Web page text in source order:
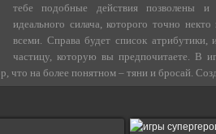
тебе подобные действия позволены
идеального силача, которого точно
всеми. Справа будет список атрибутики,
частицу, которую вы предпочитаете. В
что на более понятном – тяни и бросай.